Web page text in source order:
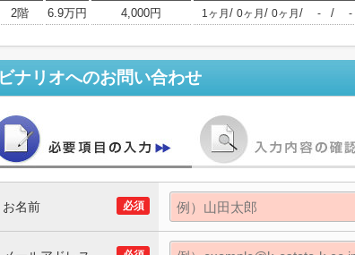
2階
6.9万円 4,000円 1ヶ月 / 0ヶ月 / 0ヶ月 / - / -
ビナリオへのお問い合わせ
必須
お名前